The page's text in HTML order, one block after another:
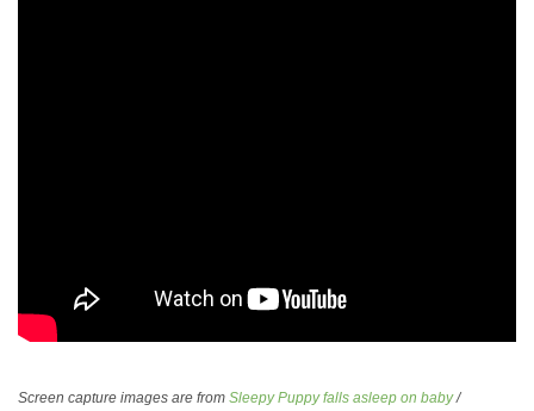
Screen capture images are from Sleepy Puppy falls asleep on baby/